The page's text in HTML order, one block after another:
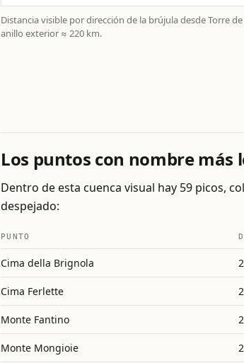
Distancia visible por dirección de la brújula desde Torre
anillo exterior ≈ 220 km.
Los puntos con nombre más
Dentro de esta cuenca visual hay 59 picos,
despejado:
PUNTO
Cima della Brignola
Cima Ferlette
Monte Fantino
Monte Mongioie